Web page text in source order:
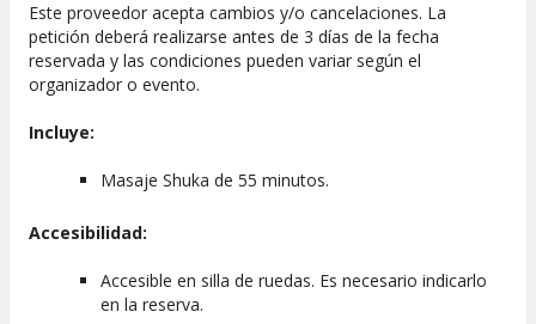
Este proveedor acepta cambios y/o cancelaciones. La
petición deberá realizarse antes de 3 días de la fecha
reservada y las condiciones pueden variar según el
organizador o evento.
Incluye:
Masaje Shuka de 55 minutos.
Accesibilidad:
Accesible en silla de ruedas. Es necesario indicarlo
en la reserva.